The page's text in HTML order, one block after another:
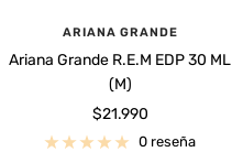
ARIANA GRANDE
Ariana Grande R.E.M EDP 30 ML
(M)
Precio
de
$21.990
0 reseña